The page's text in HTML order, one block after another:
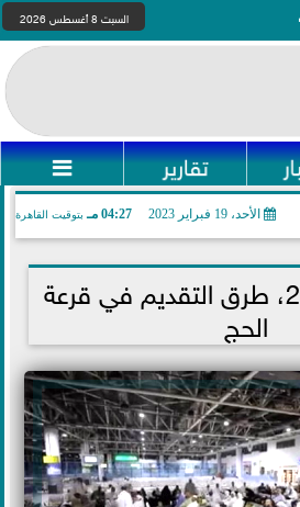
السبت 8 أغسطس 2026
تقارير 
الأحد، 19 فبراير 2023 04:27 مـ بتوقيت القاهرة
قرعة الحج 2023، طرق التقديم في قرعة
الحج